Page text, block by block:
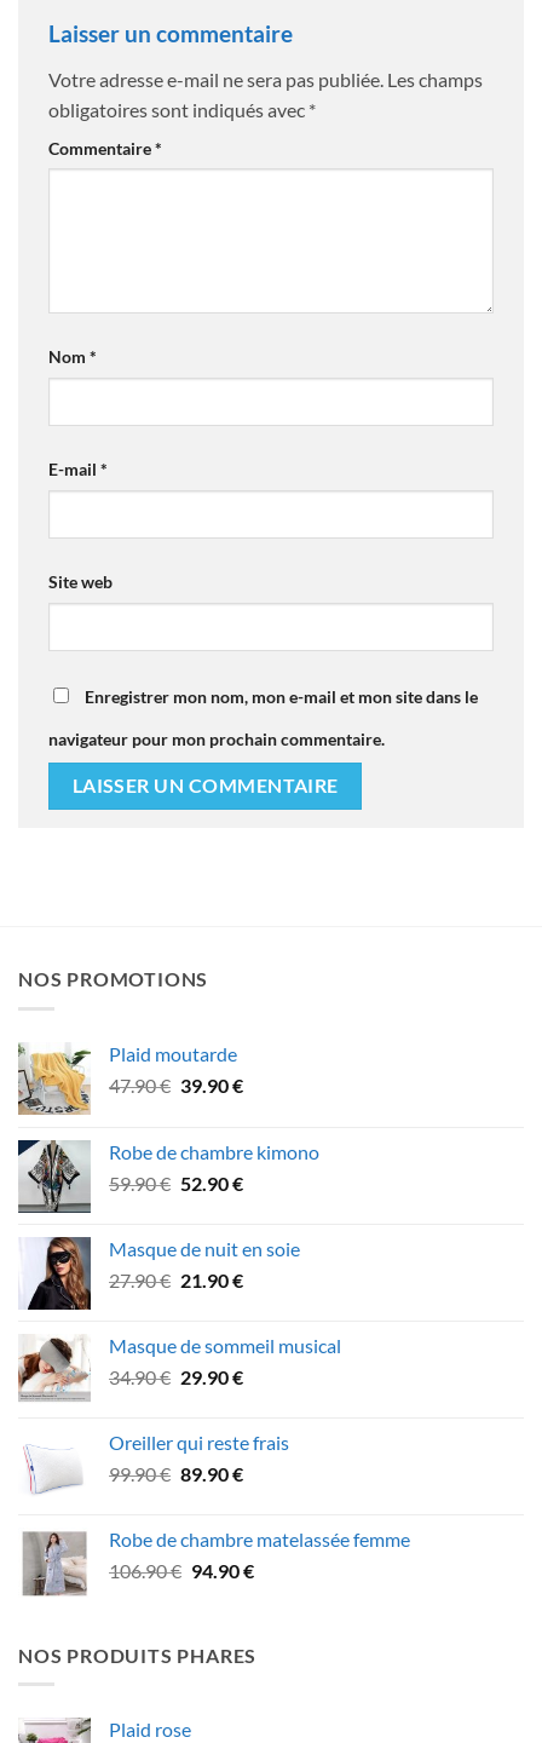
Laisser un commentaire
Votre adresse e-mail ne sera pas publiée. Les champs
obligatoires sont indiqués avec *
Commentaire*
Nom *
E-mail *
Site web
Enregistrer mon nom, mon e-mail et mon site dans le
navigateur pour mon prochain commentaire.
NOS PROMOTIONS
Plaid moutarde
47.90€ Le
était :
47.90 €.
39.90€Le
est :
39.90 €.
Robe de chambre kimono
59.90€ Le
était :
59.90 €.
52.90€Le
est :
52.90 €.
Masque de nuit en soie
27.90€ Le
était :
27.90 €.
21.90€Le
est :
21.90 €.
Masque de sommeil musical
34.90€ Le
était :
34.90 €.
29.90€Le
est :
29.90 €.
Oreiller qui reste frais
99.90€ Le
était :
99.90 €.
89.90€Le
est :
89.90 €.
Robe de chambre matelassée femme
106.90€ Le
était :
106.90 €.
94.90€Le
est :
94.90 €.
NOS PRODUITS PHARES
Plaid rose